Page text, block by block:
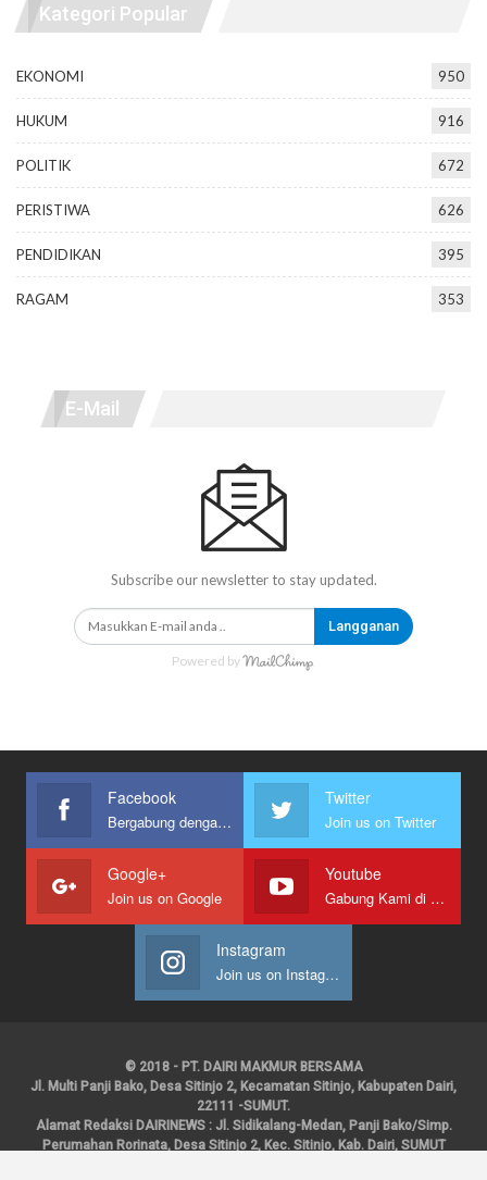
Kategori Popular
EKONOMI 950
HUKUM 916
POLITIK 672
PERISTIWA 626
PENDIDIKAN 395
RAGAM 353
E-Mail
Subscribe our newsletter to stay updated.
Langganan
Powered by
Facebook
Bergabung dengan kami
Twitter
Join us on Twitter
Google+
Join us on Google
Youtube
Gabung Kami di Youtube
Instagram
Join us on Instagram
© 2018 - PT. DAIRI MAKMUR BERSAMA
Jl. Multi Panji Bako, Desa Sitinjo 2, Kecamatan Sitinjo, Kabupaten Dairi,
22111 -SUMUT.
Alamat Redaksi DAIRINEWS : Jl. Sidikalang-Medan, Panji Bako/Simp.
Perumahan Rorinata, Desa Sitinjo 2, Kec. Sitinjo, Kab. Dairi, SUMUT